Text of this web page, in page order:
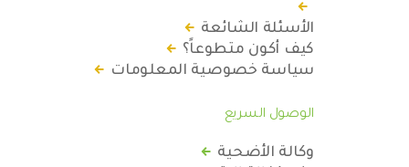
الأسئلة الشائعة
كيف أكون متطوعاً؟
سياسة خصوصية المعلومات
الوصول السريع
وكالة الأضحية